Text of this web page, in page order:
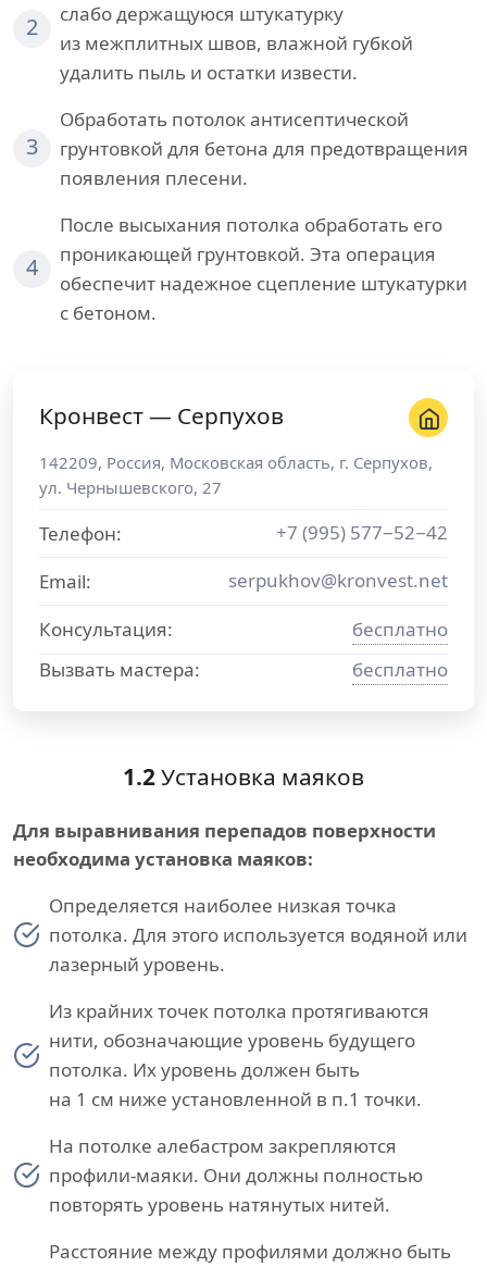
2
слабо держащуюся штукатурку
из межплитных швов, влажной губкой
удалить пыль и остатки извести.
3
Обработать потолок антисептической
грунтовкой для бетона для предотвращения
появления плесени.
4
После высыхания потолка обработать его
проникающей грунтовкой. Эта операция
обеспечит надежное сцепление штукатурки
с бетоном.
Кронвест — Серпухов
142209, Россия, Московская область, г. Серпухов,
ул. Чернышевского, 27
Телефон:
+7 (995) 577−52−42
Email:
serpukhov@kronvest.net
Консультация:
бесплатно
Вызвать мастера:
бесплатно
1.2Установка маяков
Для выравнивания перепадов поверхности
необходима установка маяков:
Определяется наиболее низкая точка
потолка. Для этого используется водяной или
лазерный уровень.
Из крайних точек потолка протягиваются
нити, обозначающие уровень будущего
потолка. Их уровень должен быть
на 1 см ниже установленной в п.1 точки.
На потолке алебастром закрепляются
профили-маяки. Они должны полностью
повторять уровень натянутых нитей.
Расстояние между профилями должно быть